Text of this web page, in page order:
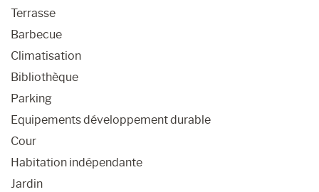
Terrasse
Barbecue
Climatisation
Bibliothèque
Parking
Equipements développement durable
Cour
Habitation indépendante
Jardin